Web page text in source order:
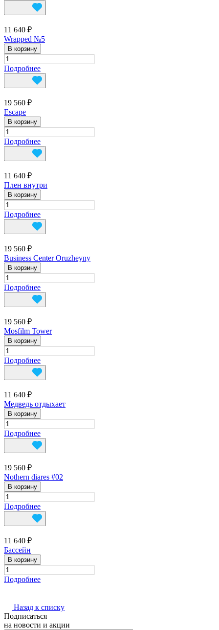
11 640 ₽
Wrapped №5
В корзину
Подробнее
19 560 ₽
Escape
В корзину
Подробнее
11 640 ₽
Плен внутри
В корзину
Подробнее
19 560 ₽
Business Center Oruzheyny
В корзину
Подробнее
19 560 ₽
Mosfilm Tower
В корзину
Подробнее
11 640 ₽
Медведь отдыхает
В корзину
Подробнее
19 560 ₽
Nothern diares #02
В корзину
Подробнее
11 640 ₽
Бассейн
В корзину
Подробнее
Назад к списку
Подписаться
на новости и акции